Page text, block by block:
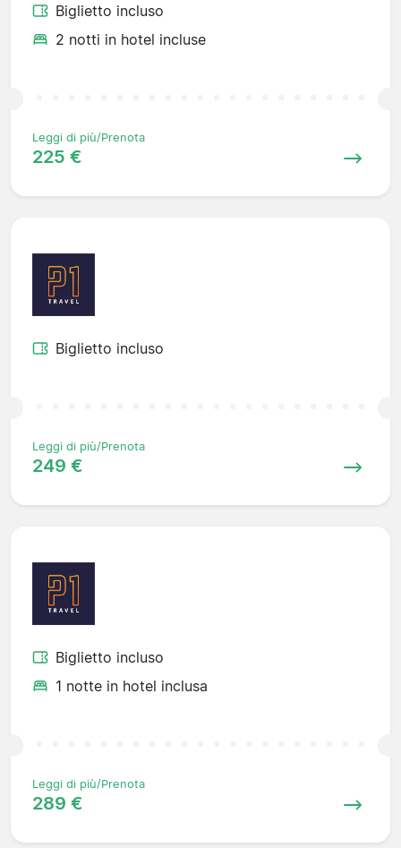
Biglietto incluso
2 notti in hotel incluse
Leggi di più/Prenota
225 €
Biglietto incluso
Leggi di più/Prenota
249 €
Biglietto incluso
1 notte in hotel inclusa
Leggi di più/Prenota
289 €